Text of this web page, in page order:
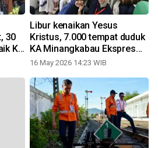
30
KA
Libur kenaikan Yesus
Kristus, 7.000 tempat duduk
KA Minangkabau Ekspres
masih tersedia
16 May 2026 14:23 WIB